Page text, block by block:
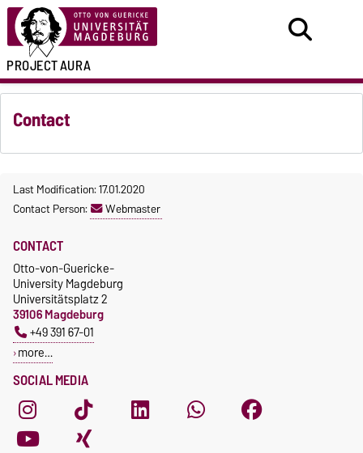
PROJECTAURA
Contact
Last Modification: 17.01.2020
Contact Person:
Webmaster
SOCIAL MEDIA
CONTACT
Otto-von-Guericke-
University Magdeburg
Universitätsplatz 2
39106 Magdeburg
+49 391 67-01
more…